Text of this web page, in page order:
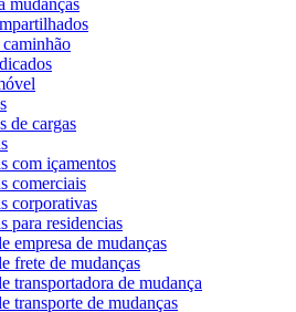
mudanças
caminhão
de cargas
com içamentos
comerciais
corporativas
para residencias
empresa de mudanças
frete de mudanças
transportadora de mudança
transporte de mudanças